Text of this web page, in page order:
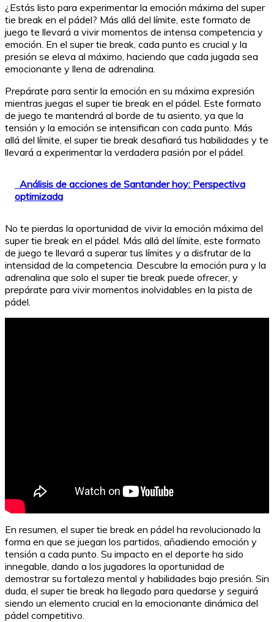
¿Estás listo para experimentar la emoción máxima del super
tie break en el pádel? Más allá del límite, este formato de
juego te llevará a vivir momentos de intensa competencia y
emoción. En el super tie break, cada punto es crucial y la
presión se eleva al máximo, haciendo que cada jugada sea
emocionante y llena de adrenalina.
Prepárate para sentir la emoción en su máxima expresión
mientras juegas el super tie break en el pádel. Este formato
de juego te mantendrá al borde de tu asiento, ya que la
tensión y la emoción se intensifican con cada punto. Más
allá del límite, el super tie break desafiará tus habilidades y te
llevará a experimentar la verdadera pasión por el pádel.
Análisis de acciones de Santander hoy: Perspectiva
optimizada
No te pierdas la oportunidad de vivir la emoción máxima del
super tie break en el pádel. Más allá del límite, este formato
de juego te llevará a superar tus límites y a disfrutar de la
intensidad de la competencia. Descubre la emoción pura y la
adrenalina que solo el super tie break puede ofrecer, y
prepárate para vivir momentos inolvidables en la pista de
pádel.
En resumen, el super tie break en pádel ha revolucionado la
forma en que se juegan los partidos, añadiendo emoción y
tensión a cada punto. Su impacto en el deporte ha sido
innegable, dando a los jugadores la oportunidad de
demostrar su fortaleza mental y habilidades bajo presión. Sin
duda, el super tie break ha llegado para quedarse y seguirá
siendo un elemento crucial en la emocionante dinámica del
pádel competitivo.